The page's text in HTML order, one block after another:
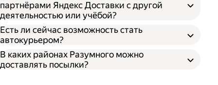
партнёрами Яндекс Доставки с другой
деятельностью или учёбой?
Есть ли сейчас возможность стать
автокурьером?
В каких районах Разумного можно
доставлять посылки?